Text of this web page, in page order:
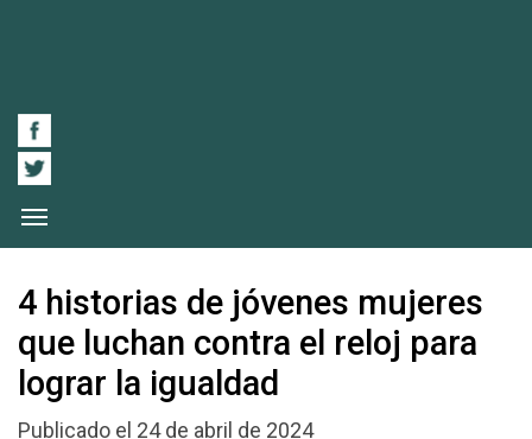
4 historias de jóvenes mujeres
que luchan contra el reloj para
lograr la igualdad
Publicado el 24 de abril de 2024